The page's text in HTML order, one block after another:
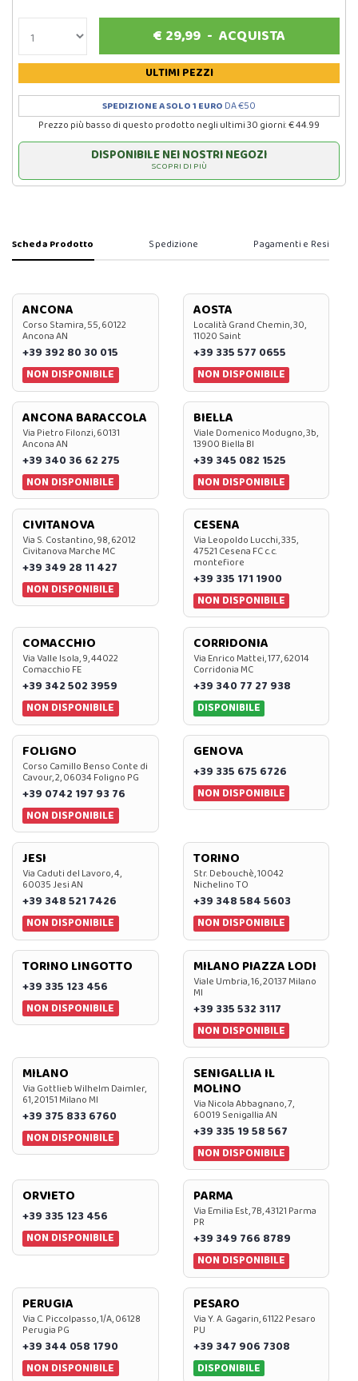
€ 29,99 -ACQUISTA
ULTIMI PEZZI
SPEDIZIONE A SOLO 1 EURO DA €50
Prezzo più basso di questo prodotto negli ultimi 30 giorni: € 44.99
DISPONIBILE NEI NOSTRI NEGOZI
SCOPRI DI PIÙ
Scheda Prodotto Spedizione Pagamenti e Resi
ANCONA
Corso Stamira, 55, 60122
Ancona AN
+39 392 80 30 015
NON DISPONIBILE
AOSTA
Località Grand Chemin, 30,
11020 Saint
+39 335 577 0655
NON DISPONIBILE
ANCONA BARACCOLA
Via Pietro Filonzi, 60131
Ancona AN
+39 340 36 62 275
NON DISPONIBILE
BIELLA
Viale Domenico Modugno, 3b,
13900 Biella BI
+39 345 082 1525
NON DISPONIBILE
CIVITANOVA
Via S. Costantino, 98, 62012
Civitanova Marche MC
+39 349 28 11 427
NON DISPONIBILE
CESENA
Via Leopoldo Lucchi, 335,
47521 Cesena FC c.c.
montefiore
+39 335 171 1900
NON DISPONIBILE
COMACCHIO
Via Valle Isola, 9, 44022
Comacchio FE
+39 342 502 3959
NON DISPONIBILE
CORRIDONIA
Via Enrico Mattei, 177, 62014
Corridonia MC
+39 340 77 27 938
DISPONIBILE
FOLIGNO
Corso Camillo Benso Conte di
Cavour, 2, 06034 Foligno PG
+39 0742 197 93 76
NON DISPONIBILE
GENOVA
+39 335 675 6726
NON DISPONIBILE
JESI
Via Caduti del Lavoro, 4,
60035 Jesi AN
+39 348 521 7426
NON DISPONIBILE
TORINO
Str. Debouchè, 10042
Nichelino TO
+39 348 584 5603
NON DISPONIBILE
TORINO LINGOTTO
+39 335 123 456
NON DISPONIBILE
MILANO PIAZZA LODI
Viale Umbria, 16, 20137 Milano
MI
+39 335 532 3117
NON DISPONIBILE
MILANO
Via Gottlieb Wilhelm Daimler,
61, 20151 Milano MI
+39 375 833 6760
NON DISPONIBILE
SENIGALLIA IL
MOLINO
Via Nicola Abbagnano, 7,
60019 Senigallia AN
+39 335 19 58 567
NON DISPONIBILE
ORVIETO
+39 335 123 456
NON DISPONIBILE
PARMA
Via Emilia Est, 7B, 43121 Parma
PR
+39 349 766 8789
NON DISPONIBILE
PERUGIA
Via C. Piccolpasso, 1/A, 06128
Perugia PG
+39 344 058 1790
NON DISPONIBILE
PESARO
Via Y. A. Gagarin, 61122 Pesaro
PU
+39 347 906 7308
DISPONIBILE